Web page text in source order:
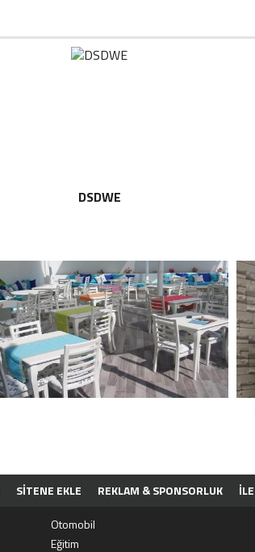
DSDWE
SİTENE EKLE REKLAM & SPONSORLUK
Otomobil
Eğitim